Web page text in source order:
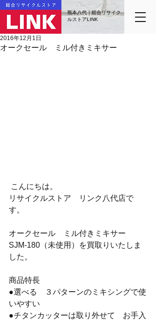
熊本八代｜総合リサイク
ルストアLINK
オークセール ミル付きミキサー
2016年12月1日
こんにちは。
リサイクルストア　リンク八代店で
す。
オークセール　ミル付きミキサー
SJM-180（未使用）を買取りいたしま
した。
商品特長
●選べる　３パターンのミキシングで使
いやすい
●チタンカッターは取り外せて　お手入